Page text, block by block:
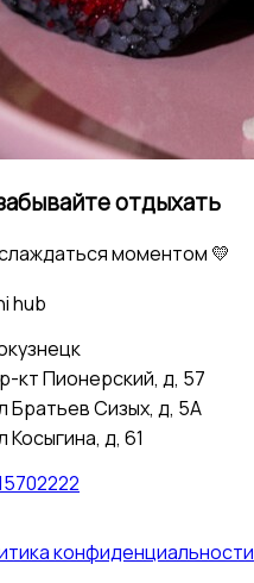
отдыхать
моментом 💛
hub
кт Пионерский, д, 57
Братьев Сизых, д, 5А
Косыгина, д, 61
конфиденциальности